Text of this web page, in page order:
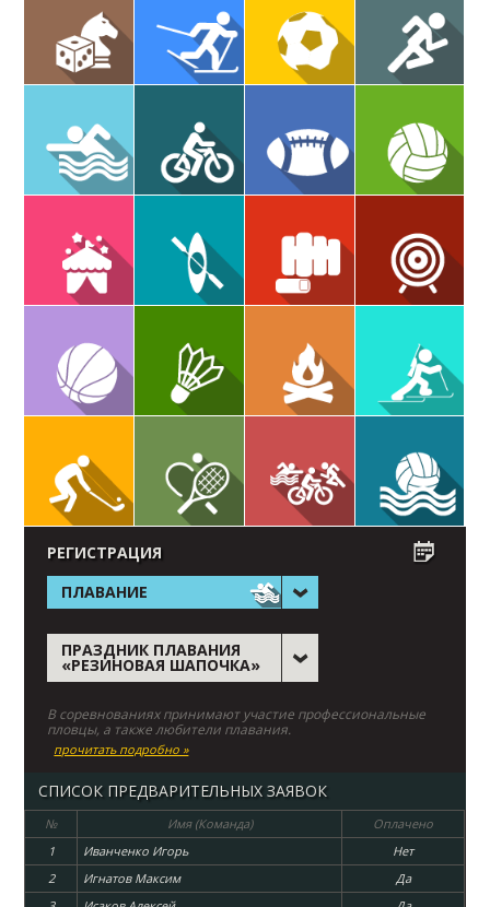
РЕГИСТРАЦИЯ
ПЛАВАНИЕ
ПРАЗДНИК ПЛАВАНИЯ
«РЕЗИНОВАЯ ШАПОЧКА»
В соревнованиях принимают участие профессиональные
пловцы, а также любители плавания.
прочитать подробно »
СПИСОК ПРЕДВАРИТЕЛЬНЫХ ЗАЯВОК
№ Имя (Команда)
Оплачено
1
Иванченко Игорь
Нет
2
Игнатов Максим
Да